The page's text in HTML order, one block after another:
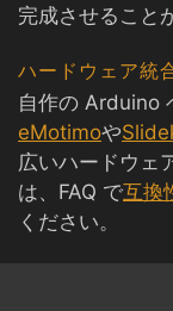
完成させること
ハードウェア統
自作の Arduino
eMotimoや
広いハードウェ
は、FAQ で互換
ください。